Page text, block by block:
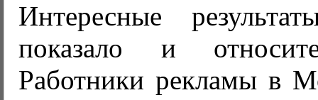
Интересные
показало и
Работники рекламы в